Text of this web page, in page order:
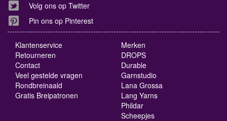
Volg ons op Twitter
Pin ons op Pinterest
Klantenservice
Retourneren
Contact
Veel gestelde vragen
Rondbreinaald
Gratis Breipatronen
Merken
DROPS
Durable
Garnstudio
Lana Grossa
Lang Yarns
Phildar
Scheepjes